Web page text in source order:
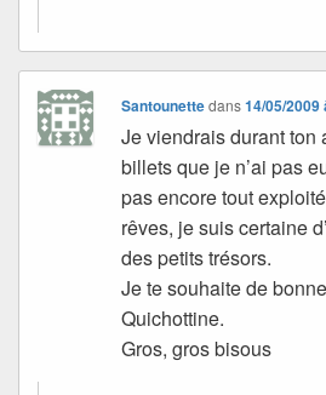
Santounettedans14/05/2009
Je viendrais durant ton
billets que je n’ai pas
pas encore tout
rêves, je suis certaine
des petits trésors.
Je te souhaite de
Quichottine.
Gros, gros bisous